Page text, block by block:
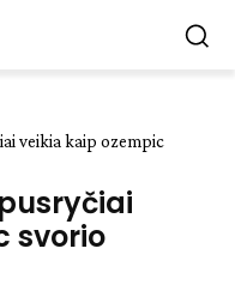
veikia kaip ozempic
svorio